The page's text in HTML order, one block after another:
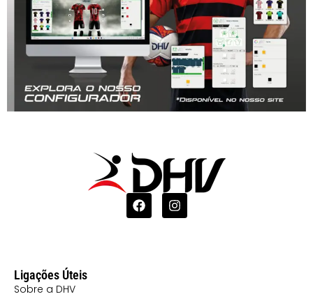
Ligações Úteis
Sobre a DHV